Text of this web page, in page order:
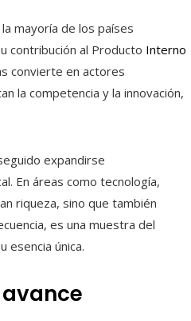
mayoría de los países
contribución al Producto Interno
convierte en actores
la competencia y la innovación,
expandirse
En áreas como tecnología,
riqueza, sino que también
es una muestra del
esencia única.